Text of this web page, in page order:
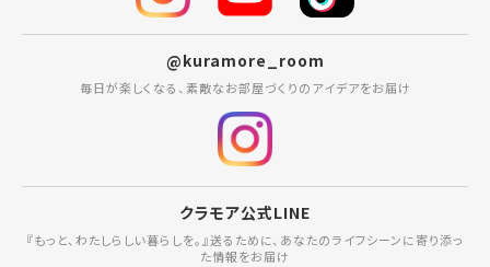
@kuramore_room
毎日が楽しくなる、素敵なお部屋づくりのアイデアをお届け
クラモア公式LINE
『もっと、わたしらしい暮らしを。』送るために、あなたのライフシーンに寄り添っ
た情報をお届け